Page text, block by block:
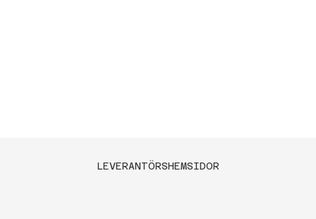
LEVERANTÖRSHEMSIDOR